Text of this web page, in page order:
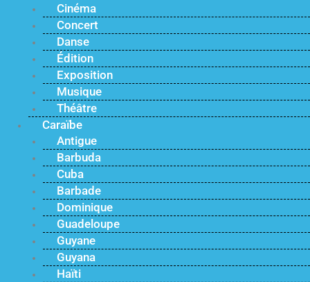
Cinéma
Concert
Danse
Édition
Exposition
Musique
Théâtre
Caraïbe
Antigue
Barbuda
Cuba
Barbade
Dominique
Guadeloupe
Guyane
Guyana
Haïti